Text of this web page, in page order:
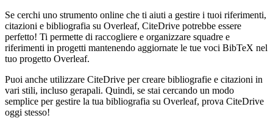
Se cerchi uno strumento online che ti aiuti a gestire i tuoi riferimenti,
citazioni e bibliografia su Overleaf, CiteDrive potrebbe essere
perfetto! Ti permette di raccogliere e organizzare squadre e
riferimenti in progetti mantenendo aggiornate le tue voci BibTeX nel
tuo progetto Overleaf.
Puoi anche utilizzare CiteDrive per creare bibliografie e citazioni in
vari stili, incluso gerapali. Quindi, se stai cercando un modo
semplice per gestire la tua bibliografia su Overleaf, prova CiteDrive
oggi stesso!